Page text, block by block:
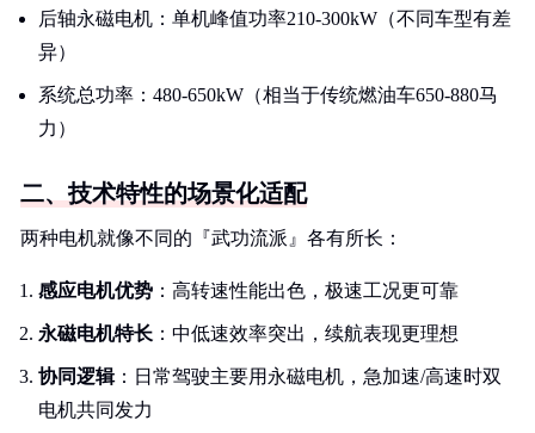
后轴永磁电机：单机峰值功率210-300kW（不同车型有差
异）
系统总功率：480-650kW（相当于传统燃油车650-880马
力）
二、技术特性的场景化适配
两种电机就像不同的『武功流派』各有所长：
感应电机优势 ：高转速性能出色，极速工况更可靠
永磁电机特长 ：中低速效率突出，续航表现更理想
协同逻辑：日常驾驶主要用永磁电机，急加速/高速时双
电机共同发力